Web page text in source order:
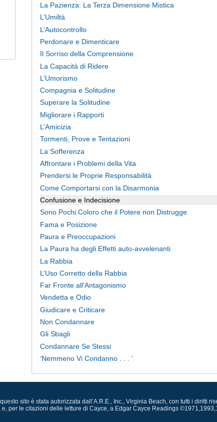
La Pazienza: La Terza Dimensione Mistica
L’Umiltà
L’Autocontrollo
Perdonare e Dimenticare
Il Sorriso della Comprensione
La Capacità di Ridere
L’Umorismo
Compagnia e Solitudine
Superare la Solitudine
Migliorare i Rapporti
L’Amicizia
Tormenti, Prove e Tentazioni
La Sofferenza
Affrontare i Problemi della Vita
Prendersi le Proprie Responsabilità
Come Comportarsi con la Disarmonia
Confusione e Indecisione
Sono Pochi Coloro che il Potere non Distrugge
Fama e Posizione
Paura e Preoccupazioni
La Paura ha degli Effetti auto-avvelenanti
La Rabbia
L’Uso Corretto della Rabbia
Far Fronte all'Antagonismo
Vendetta e Odio
Giudicare e Criticare
Non Condannare
Gli Sbagli
Condannare Se Stessi
‘Nemmeno Vi Condanno . . . ‘
sito è stata autorizzata dall’A.R.E., Inc., Virginia Beach, con tutti i diritti
per le citazioni delle letture di Cayce, a Edgar Cayce Readings